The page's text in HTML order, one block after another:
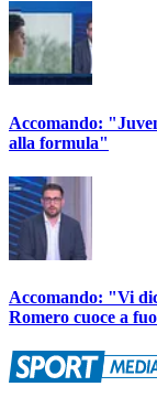
Accomando:
alla formula"
Accomando: "Vi
Romero cuoce a